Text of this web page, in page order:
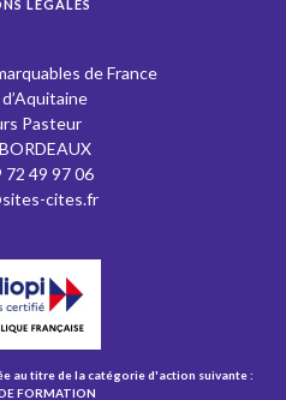
LÉGALES
de France
Pasteur
72 49 97 06
cites.fr
au titre de la catégorie d'action suivante :
FORMATION